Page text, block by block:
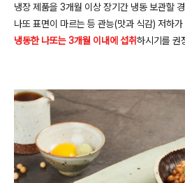
냉장제품을 3개월 이상장기간 냉동 보관할
나또 표면이 마르는 등 관능(맛과 식감) 저하가
냉동한 나또는 3개월 이내에 섭취하시기를 권